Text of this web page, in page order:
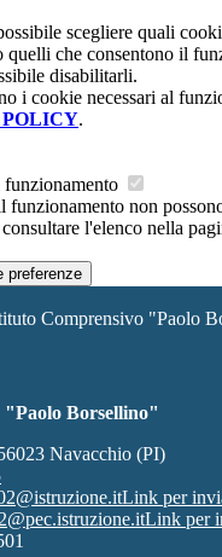
scegliere quali
quelli che consentono il
disabilitarli.
i cookie necessari al
.
funzionamento
funzionamento non
l'elenco nella
preferenze
Comprensivo "Paolo
Borsellino"
Navacchio (PI)
Link per
Link per